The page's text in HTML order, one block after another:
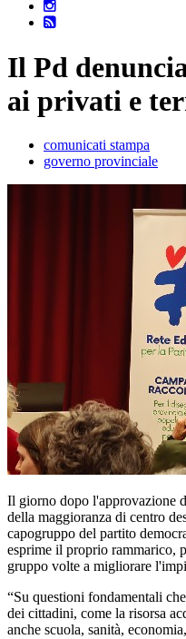
Il Pd
ai privati e
comunicati stampa
governo provinciale
Il giorno dopo l'approvazione
della maggioranza di centro
capogruppo del partito
esprime il proprio rammarico,
gruppo volte a migliorare
“Su questioni fondamentali
dei cittadini, come la risorsa
anche scuola, sanità,